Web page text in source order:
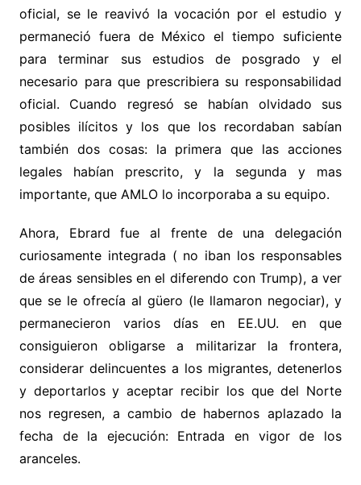
oficial, se le reavivó la vocación por el estudio y
permaneció fuera de México el tiempo suficiente
para terminar sus estudios de posgrado y el
necesario para que prescribiera su responsabilidad
oficial. Cuando regresó se habían olvidado sus
posibles ilícitos y los que los recordaban sabían
también dos cosas: la primera que las acciones
legales habían prescrito, y la segunda y mas
importante, que AMLO lo incorporaba a su equipo.
Ahora, Ebrard fue al frente de una delegación
curiosamente integrada ( no iban los responsables
de áreas sensibles en el diferendo con Trump), a ver
que se le ofrecía al güero (le llamaron negociar), y
permanecieron varios días en EE.UU. en que
consiguieron obligarse a militarizar la frontera,
considerar delincuentes a los migrantes, detenerlos
y deportarlos y aceptar recibir los que del Norte
nos regresen, a cambio de habernos aplazado la
fecha de la ejecución: Entrada en vigor de los
aranceles.